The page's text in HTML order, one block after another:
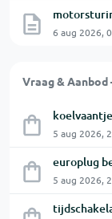
6 aug 2026,
Vraag &
5 aug 2026,
europlug
5 aug 2026,